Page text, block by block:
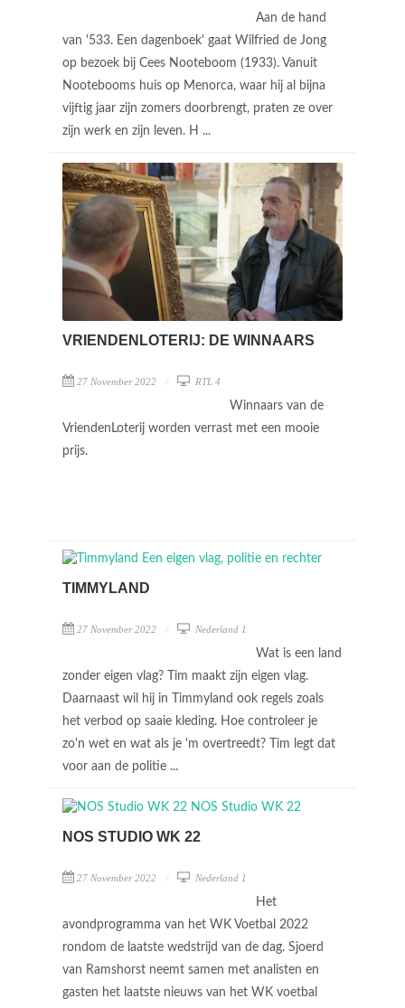
Aan de hand
van '533. Een dagenboek' gaat Wilfried de Jong
op bezoek bij Cees Nooteboom (1933). Vanuit
Nootebooms huis op Menorca, waar hij al bijna
vijftig jaar zijn zomers doorbrengt, praten ze over
zijn werk en zijn leven. H ...
VRIENDENLOTERIJ: DE WINNAARS
27 November 2022 RTL 4
Winnaars van de
VriendenLoterij worden verrast met een mooie
prijs.
TIMMYLAND
27 November 2022 Nederland 1
Wat is een land
zonder eigen vlag? Tim maakt zijn eigen vlag.
Daarnaast wil hij in Timmyland ook regels zoals
het verbod op saaie kleding. Hoe controleer je
zo'n wet en wat als je 'm overtreedt? Tim legt dat
voor aan de politie ...
NOS STUDIO WK 22
27 November 2022 Nederland 1
Het
avondprogramma van het WK Voetbal 2022
rondom de laatste wedstrijd van de dag. Sjoerd
van Ramshorst neemt samen met analisten en
gasten het laatste nieuws van het WK voetbal